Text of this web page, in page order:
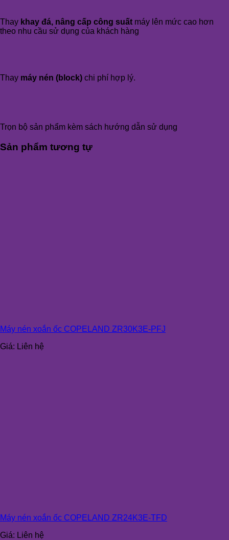
Thay khay đá, nâng cấp công suất máy lên mức cao hơn
theo nhu cầu sử dụng của khách hàng
Thay máy nén (block) chi phí hợp lý.
Trọn bộ sản phẩm kèm sách hướng dẫn sử dụng
Sản phẩm tương tự
Máy nén xoắn ốc COPELAND ZR30K3E-PFJ
Giá: Liên hệ
Máy nén xoắn ốc COPELAND ZR24K3E-TFD
Giá: Liên hệ